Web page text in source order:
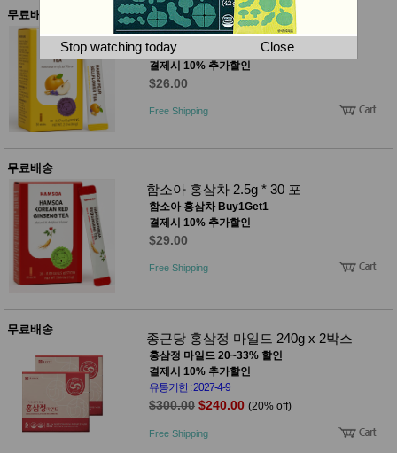
뷰 스킨케
어
메이크
업
헤어케
어/염색
바디케
어/향수
남성화
장품
미용제
품
전
자
주방가
계절/생
활가전
건강가
전
방 기브랜
보관용
조리용
품
품
즉석가
Stop watching today Close
무료배송
함소아 배도라지차 2g * 30 포
함소아 배도라지차 Buy1Get1
결제시 10% 추가할인
$26.00
Free Shipping
무료배송
함소아 홍삼차 2.5g * 30 포
함소아 홍삼차 Buy1Get1
결제시 10% 추가할인
$29.00
Free Shipping
무료배송
종근당 홍삼정 마일드 240g x 2박스
홍삼정 마일드 20~33% 할인
결제시 10% 추가할인
유통기한 : 2027-4-9
$300.00 $240.00 (20% off)
Free Shipping